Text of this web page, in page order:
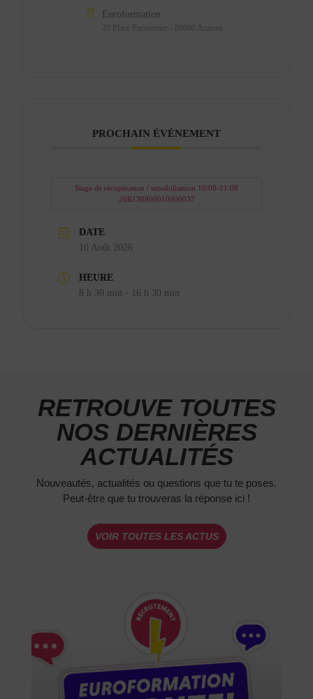
Euroformation
20 Place Parmentier - 80000 Amiens
PROCHAIN ÉVÉNEMENT
Stage de récupération / sensibilisation 10/08-11/08
26R130800010000037
DATE
10 Août 2026
HEURE
8 h 30 min - 16 h 30 min
RETROUVE TOUTES
NOS DERNIÈRES
ACTUALITÉS
Nouveautés, actualités ou questions que tu te poses.
Peut-être que tu trouveras la réponse ici !
VOIR TOUTES LES ACTUS